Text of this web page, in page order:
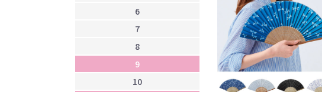
6
7
8
9
10
10
11
12
13
14